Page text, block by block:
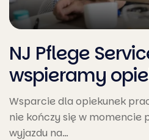
NJ Pflege
wspieramy
pracujące…
Wsparcie dla opiekunek
nie kończy się w momencie
wyjazdu na…